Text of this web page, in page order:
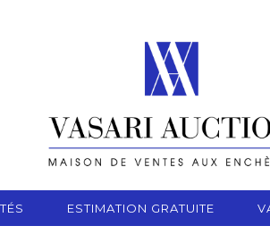
ESTIMATION GRATUITE